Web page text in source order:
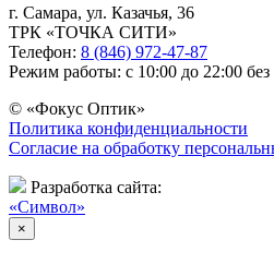
г. Самара, ул. Казачья, 36
ТРК «ТОЧКА СИТИ»
Телефон: 8 (846) 972-47-87
Режим работы: с 10:00 до 22:00
© «Фокус Оптик»
Политика конфиденциальности
Согласие на обработку
Разработка сайта:
«Символ»
×